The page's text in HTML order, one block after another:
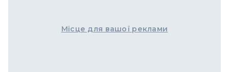
Місце для вашої реклами